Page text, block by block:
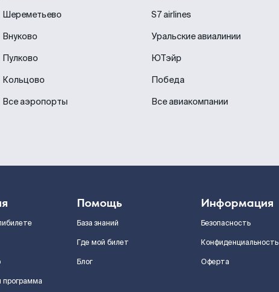
Шереметьево
Внуково
Пулково
Кольцово
Все аэропорты
S7 airlines
Уральские авиалинии
ЮТэйр
Победа
Все авиакомпании
программа
Помощь
База знаний
Где мой билет
Блог
Информация
Безопасность
Конфиденциальность
Оферта